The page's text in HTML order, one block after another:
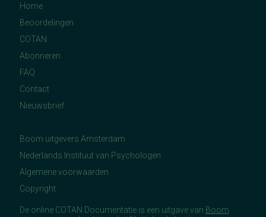
Home
Beoordelingen
COTAN
Abonneren
FAQ
Contact
Nieuwsbrief
Boom uitgevers Amsterdam
Nederlands Instituut van Psychologen
Algemene voorwaarden
Copyright
De online COTAN Documentatie is een uitgave van Boom